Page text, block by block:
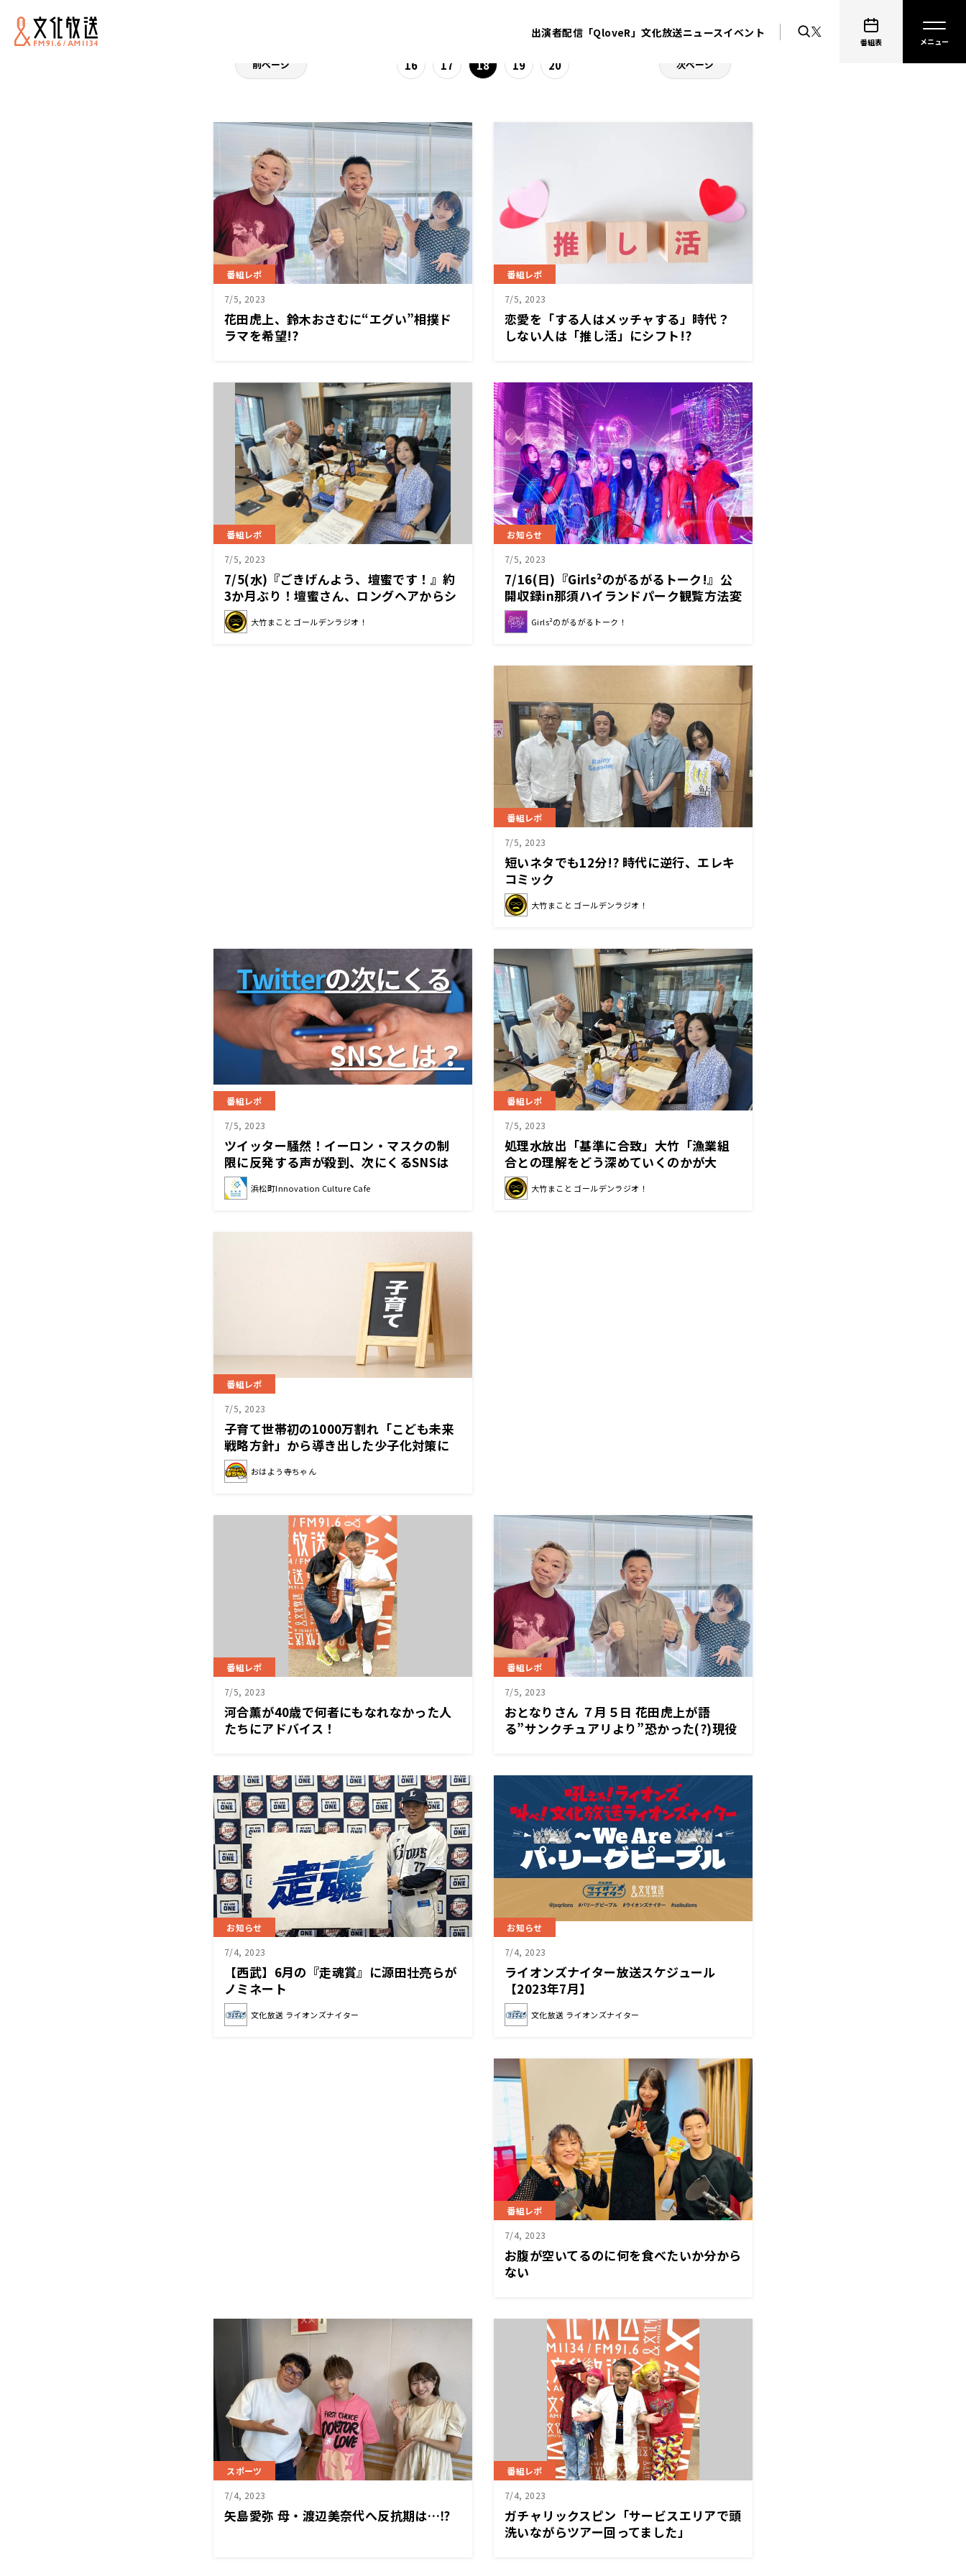
出演者配信「QloveR」文化放送ニュースイベント
番組表
前ページ 16 17 18 19 20 次ページ
番組レポ
7/5, 2023
花田虎上、鈴木おさむに“エグい”相撲ド
ラマを希望!?
番組レポ
7/5, 2023
恋愛を「する人はメッチャする」時代？
しない人は「推し活」にシフト!?
番組レポ
7/5, 2023
7/5(水)『ごきげんよう、壇蜜です！』約
3か月ぶり！壇蜜さん、ロングヘアからシ
ョートカットヘアになって番組復帰！
大竹まこと ゴールデンラジオ！
お知らせ
7/5, 2023
7/16(日)『Girls²のがるがるトーク!』公
開収録in那須ハイランドパーク観覧方法変
更について
Girls²のがるがるトーク！
番組レポ
7/5, 2023
短いネタでも12分!? 時代に逆行、エレキ
コミック
大竹まこと ゴールデンラジオ！
番組レポ
7/5, 2023
ツイッター騒然！イーロン・マスクの制
限に反発する声が殺到、次にくるSNSは
mixiが有力候補？
浜松町Innovation Culture Cafe
番組レポ
7/5, 2023
処理水放出「基準に合致」大竹「漁業組
合との理解をどう深めていくのかが大
事」
大竹まこと ゴールデンラジオ！
番組レポ
7/5, 2023
子育て世帯初の1000万割れ「こども未来
戦略方針」から導き出した少子化対策に
苦笑い
おはよう寺ちゃん
番組レポ
7/5, 2023
河合薫が40歳で何者にもなれなかった人
たちにアドバイス！
番組レポ
7/5, 2023
おとなりさん ７月５日 花田虎上が語
る”サンクチュアリより”恐かった(?)現役
お知らせ
7/4, 2023
【西武】6月の『走魂賞』に源田壮亮らが
ノミネート
文化放送 ライオンズナイター
お知らせ
7/4, 2023
ライオンズナイター放送スケジュール
【2023年7月】
文化放送 ライオンズナイター
番組レポ
7/4, 2023
お腹が空いてるのに何を食べたいか分から
ない
スポーツ
7/4, 2023
矢島愛弥 母・渡辺美奈代へ反抗期は…⁉
番組レポ
7/4, 2023
ガチャリックスピン「サービスエリアで頭
洗いながらツアー回ってました」